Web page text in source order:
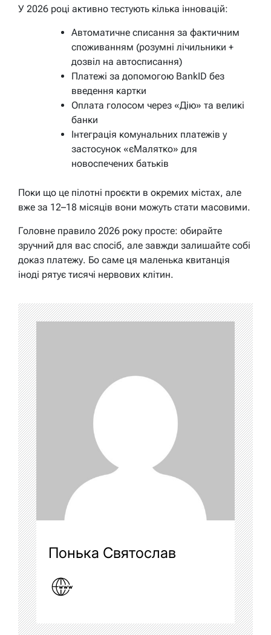
У 2026 році активно тестують кілька інновацій:
Автоматичне списання за фактичним
споживанням (розумні лічильники +
дозвіл на автосписання)
Платежі за допомогою BankID без
введення картки
Оплата голосом через «Дію» та великі
банки
Інтеграція комунальних платежів у
застосунок «єМалятко» для
новоспечених батьків
Поки що це пілотні проєкти в окремих містах, але
вже за 12–18 місяців вони можуть стати масовими.
Головне правило 2026 року просте: обирайте
зручний для вас спосіб, але завжди залишайте собі
доказ платежу. Бо саме ця маленька квитанція
іноді рятує тисячі нервових клітин.
Понька Святослав